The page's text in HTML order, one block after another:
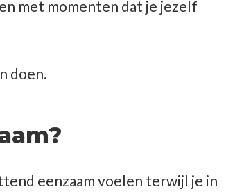
met momenten dat je jezelf
doen.
eenzaam voelen terwijl je in